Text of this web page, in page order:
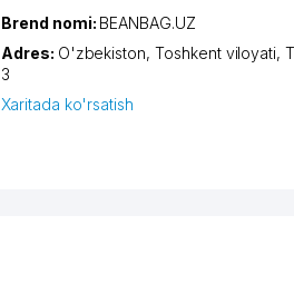
Brend nomi: BEANBAG.UZ
Adres: O'zbekiston,Toshkent viloyati,
3
Xaritada ko'rsatish